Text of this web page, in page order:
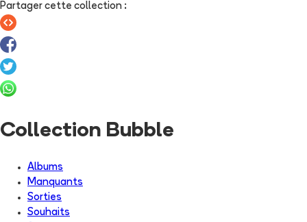
Partager cette collection :
Collection Bubble
Albums
Manquants
Sorties
Souhaits